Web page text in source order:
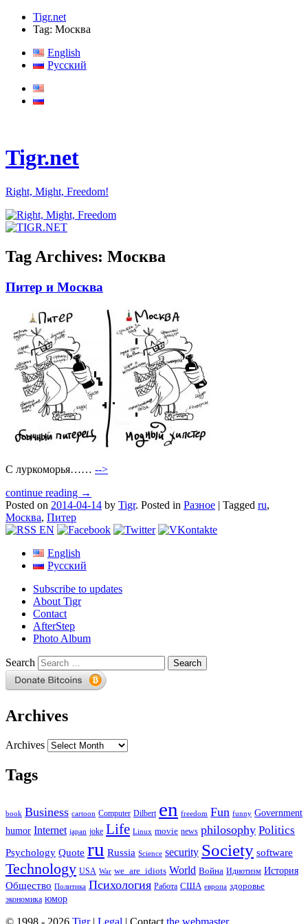
Tigr.net
Tag: Москва
English
Русский
Tigr.net
Right, Might, Freedom!
Tag Archives: Москва
Питер и Москва
С луркоморья…… -->
continue reading →
Posted on 2014-04-14 by Tigr. Posted in Разное | Tagged ru,
Москва, Питер
English
Русский
Subscribe to updates
About Tigr
Contact
AfterStep
Photo Album
Search
Archives
Archives
Tags
book Business cartoon Computer Dilbert en freedom Fun funny Government
humor Internet japan joke Life Linux movie news philosophy Politics
Psychology Quote ru Russia Science security Society software
Technology USA War we_are_idiots World Война Идиотизм История
Общество Политика Психология Работа США европа здоровье
экономика юмор
© 1998 - 2026 Tigr| Legal | Contact the webmaster